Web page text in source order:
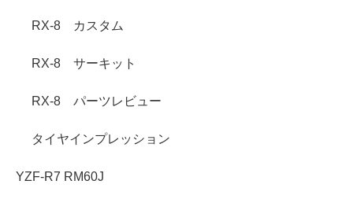
RX-8 カスタム
RX-8 サーキット
RX-8 パーツレビュー
タイヤインプレッション
YZF-R7 RM60J